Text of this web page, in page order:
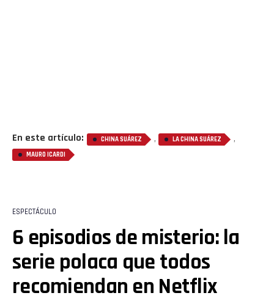
En este artículo: CHINA SUÁREZ , LA CHINA SUÁREZ ,
MAURO ICARDI
ESPECTÁCULO
6 episodios de misterio: la
serie polaca que todos
recomiendan en Netflix